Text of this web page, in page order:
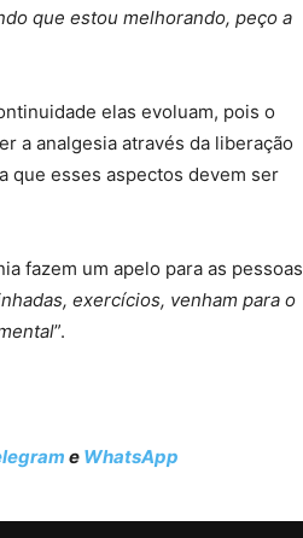
que estou melhorando, peço a
elas evoluam, pois o
a analgesia através da liberação
que esses aspectos devem ser
fazem um apelo para as pessoas
exercícios, venham para o
”.
e WhatsApp